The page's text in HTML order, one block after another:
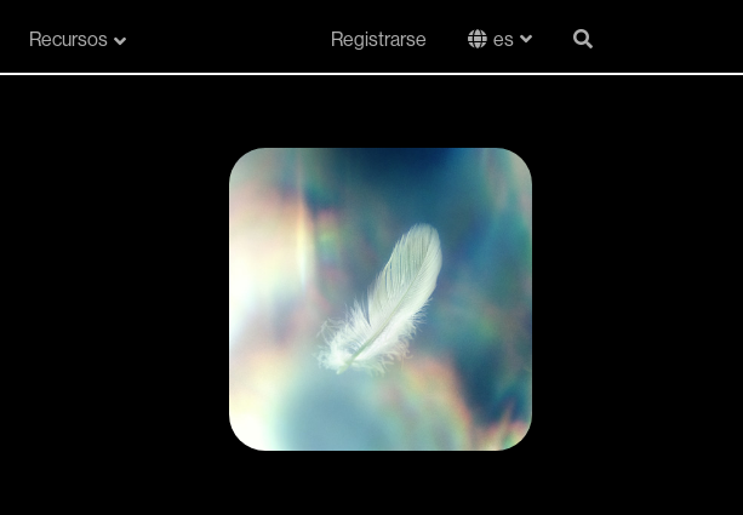
Recursos Registrarse es